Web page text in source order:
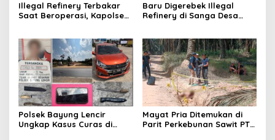
Illegal Refinery Terbakar
Saat Beroperasi, Kapolsek
Pencegahan Terus
Dilakukan
Baru Digerebek Illegal
Refinery di Sanga Desa
Polsek Bayung Lencir
Ungkap Kasus Curas di
Mayat Pria Ditemukan di
Parit Perkebunan Sawit PT